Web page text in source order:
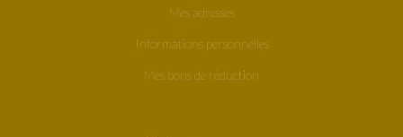
Mes adresses
Informations personnelles
Mes bons de réduction